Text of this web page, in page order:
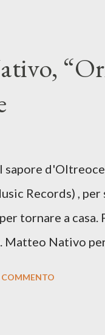
e
di creare, e
nel trovare
anche una
artistico con
sapore
Records) ,
tornare a
Nativo
COMMENTO